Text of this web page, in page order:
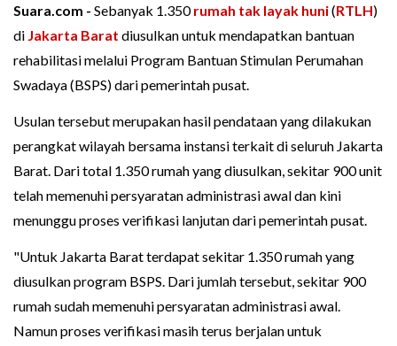
Suara.com - Sebanyak 1.350rumah tak layak huni(RTLH)
di Jakarta Barat diusulkan untuk mendapatkan bantuan
rehabilitasi melalui Program Bantuan Stimulan Perumahan
Swadaya (BSPS) dari pemerintah pusat.
Usulan tersebut merupakan hasil pendataan yang dilakukan
perangkat wilayah bersama instansi terkait di seluruh Jakarta
Barat. Dari total 1.350 rumah yang diusulkan, sekitar 900 unit
telah memenuhi persyaratan administrasi awal dan kini
menunggu proses verifikasi lanjutan dari pemerintah pusat.
"Untuk Jakarta Barat terdapat sekitar 1.350 rumah yang
diusulkan program BSPS. Dari jumlah tersebut, sekitar 900
rumah sudah memenuhi persyaratan administrasi awal.
Namun proses verifikasi masih terus berjalan untuk